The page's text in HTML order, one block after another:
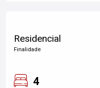
Residencial
Finalidade
4